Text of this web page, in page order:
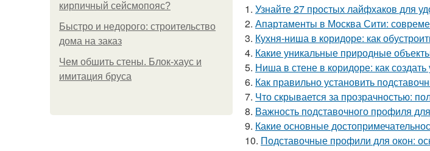
кирпичный сейсмопояс?
Быстро и недорого: строительство
дома на заказ
Чем обшить стены. Блок-хаус и
имитация бруса
1. Узнайте 27 простых лайфхаков для
2. Апартаменты в Москва Сити:
3. Кухня-ниша в коридоре: как
4. Какие уникальные природные
5. Ниша в стене в коридоре: как
6. Как правильно установить
7. Что скрывается за прозрачностью:
8. Важность подставочного профиля
9. Какие основные
10. Подставочные профили для окон: